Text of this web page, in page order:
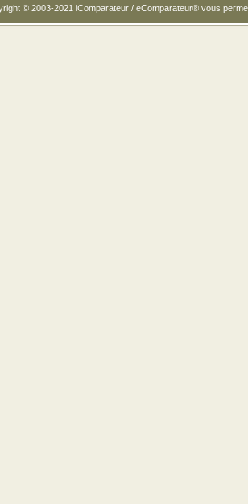
© 2003-2021 iComparateur / eComparateur® vous